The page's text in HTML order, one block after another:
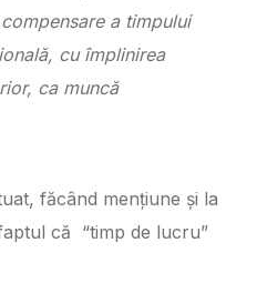
a timpului
cu împlinirea
ca muncă
făcând mențiune și la
că “timp de lucru”